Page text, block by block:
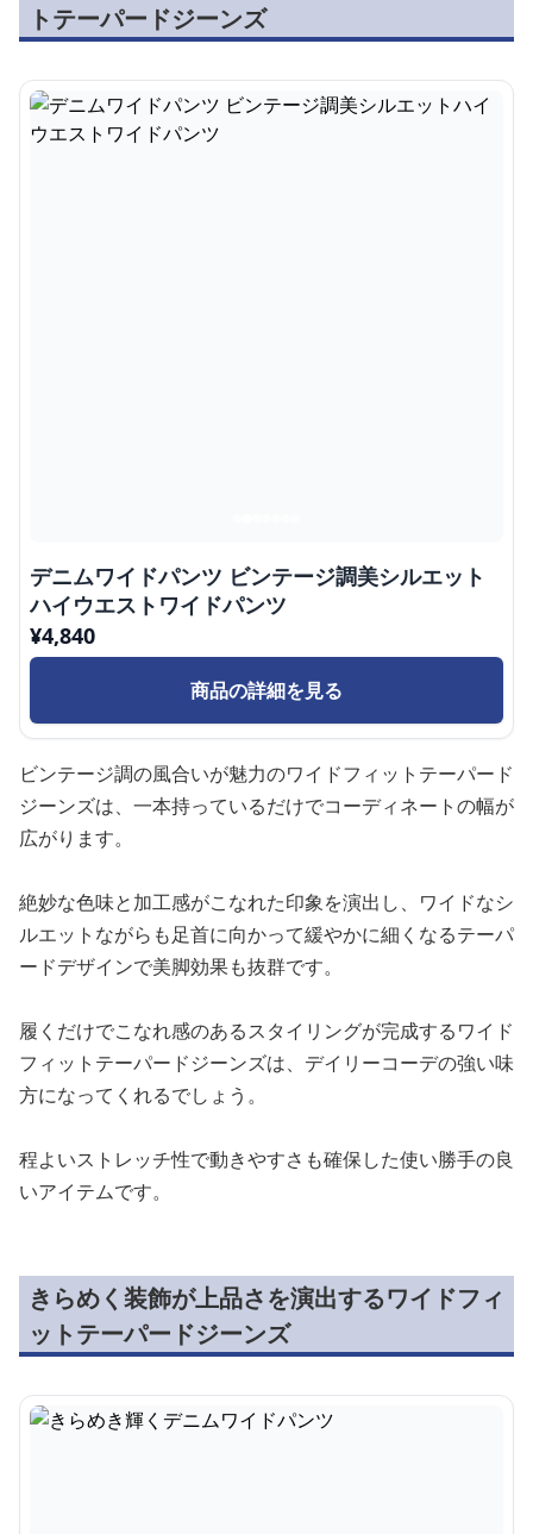
トテーパードジーンズ
デニムワイドパンツ ビンテージ調美シルエット
ハイウエストワイドパンツ
¥4,840
商品の詳細を見る
ビンテージ調の風合いが魅力のワイドフィットテーパード
ジーンズは、一本持っているだけでコーディネートの幅が
広がります。
絶妙な色味と加工感がこなれた印象を演出し、ワイドなシ
ルエットながらも足首に向かって緩やかに細くなるテーパ
ードデザインで美脚効果も抜群です。
履くだけでこなれ感のあるスタイリングが完成するワイド
フィットテーパードジーンズは、デイリーコーデの強い味
方になってくれるでしょう。
程よいストレッチ性で動きやすさも確保した使い勝手の良
いアイテムです。
きらめく装飾が上品さを演出するワイドフィ
ットテーパードジーンズ